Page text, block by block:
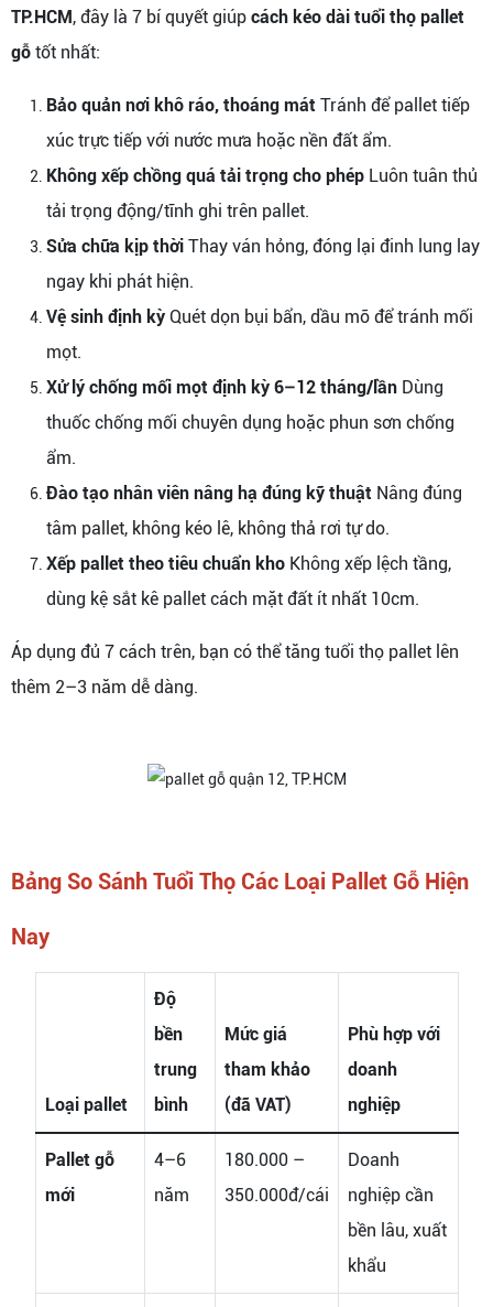
TP.HCM, đây là 7 bí quyết giúp cách kéo dài tuổi thọ pallet
gỗ tốt nhất:
Bảo quản nơi khô ráo, thoáng mát Tránh để pallet tiếp
xúc trực tiếp với nước mưa hoặc nền đất ẩm.
Không xếp chồng quá tải trọng cho phép Luôn tuân thủ
tải trọng động/tĩnh ghi trên pallet.
Sửa chữa kịp thời Thay ván hỏng, đóng lại đinh lung lay
ngay khi phát hiện.
Vệ sinh định kỳ Quét dọn bụi bẩn, dầu mỡ để tránh mối
mọt.
Xử lý chống mối mọt định kỳ 6–12 tháng/lần Dùng
thuốc chống mối chuyên dụng hoặc phun sơn chống
ẩm.
Đào tạo nhân viên nâng hạ đúng kỹ thuật Nâng đúng
tâm pallet, không kéo lê, không thả rơi tự do.
Xếp pallet theo tiêu chuẩn kho Không xếp lệch tầng,
dùng kệ sắt kê pallet cách mặt đất ít nhất 10cm.
Áp dụng đủ 7 cách trên, bạn có thể tăng tuổi thọ pallet lên
thêm 2–3 năm dễ dàng.
Bảng So Sánh Tuổi Thọ Các Loại Pallet Gỗ Hiện
Nay
Loại pallet
Độ
bền
trung
bình
Mức giá
tham khảo
(đã VAT)
Phù hợp với
doanh
nghiệp
Pallet gỗ
mới
4–6
năm
180.000 –
350.000đ/cái
Doanh
nghiệp cần
bền lâu, xuất
khẩu